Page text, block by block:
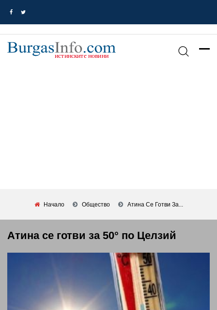
Начало Общество Атина Се Готви За...
Атина се готви за 50° по Целзий